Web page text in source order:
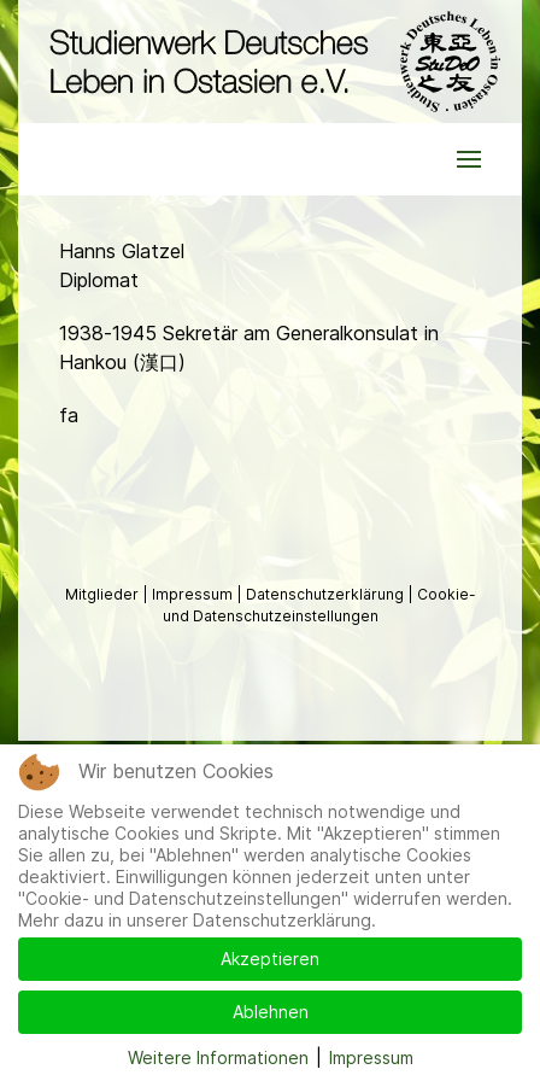
Hanns Glatzel
Diplomat
1938-1945 Sekretär am Generalkonsulat in
Hankou (漢口)
fa
Mitglieder Impressum Datenschutzerklärung
Cookie-
und Datenschutzeinstellungen
Wir benutzen Cookies
Diese Webseite verwendet technisch notwendige und
analytische Cookies und Skripte. Mit "Akzeptieren" stimmen
Sie allen zu, bei "Ablehnen" werden analytische Cookies
deaktiviert. Einwilligungen können jederzeit unten unter
"Cookie- und Datenschutzeinstellungen" widerrufen werden.
Mehr dazu in unserer Datenschutzerklärung.
Akzeptieren
Ablehnen
Weitere Informationen Impressum